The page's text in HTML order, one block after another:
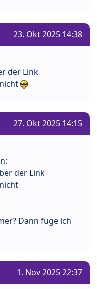
23. Okt 2025 14:38
der Link
27. Okt 2025 14:15
der Link
Dann füge ich
1. Nov 2025 22:37